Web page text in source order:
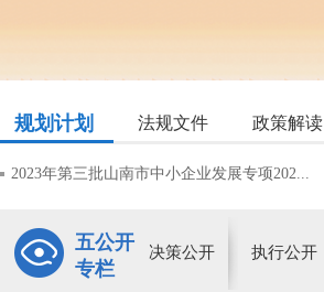
规划计划 法规文件 政策解读
2023年第三批山南市中小企业发展专项202...
五公开
专栏
决策公开 执行公开